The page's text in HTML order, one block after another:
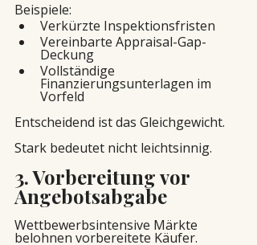
Beispiele:
Verkürzte Inspektionsfristen
Vereinbarte Appraisal-Gap-
Deckung
Vollständige
Finanzierungsunterlagen im
Vorfeld
Entscheidend ist das Gleichgewicht.
Stark bedeutet nicht leichtsinnig.
3. Vorbereitung vor
Angebotsabgabe
Wettbewerbsintensive Märkte
belohnen vorbereitete Käufer.